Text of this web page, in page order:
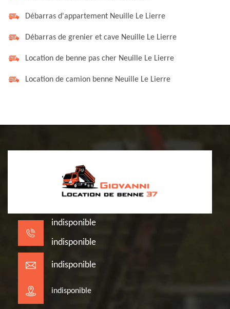
Débarras d'appartement Neuille Le Lierre
Débarras de grenier et cave Neuille Le Lierre
Location de benne pas cher Neuille Le Lierre
Location de camion benne Neuille Le Lierre
indisponible
indisponible
indisponible
indisponible